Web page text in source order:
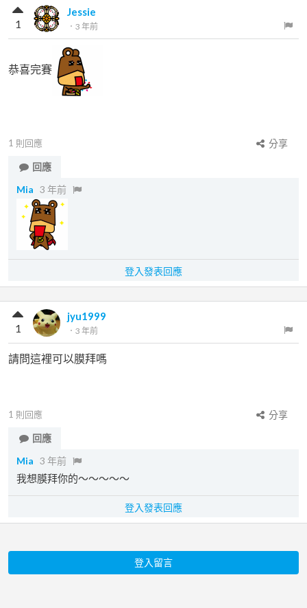
Jessie
． 3 年前
1
恭喜完賽
1 則回應
分享
回應
Mia 3 年前
登入發表回應
jyu1999
． 3 年前
1
請問這裡可以膜拜嗎
1 則回應
分享
回應
Mia 3 年前
我想膜拜你的～～～～～
登入發表回應
登入留言